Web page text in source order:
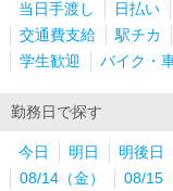
当日手渡し 日払い
交通費支給
駅チカ
学生歓迎
バイク・
勤務日で探す
今日 明日 明後日
08/14（金）
08/15